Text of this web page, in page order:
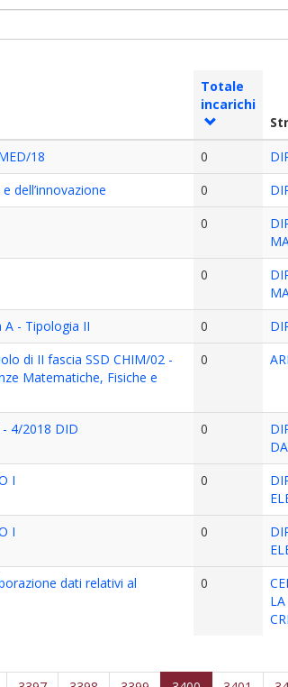
Totale
incarichi
18
0
dell’innovazione
0
0
0
A - Tipologia II
0
di II fascia SSD CHIM/02 -
Matematiche, Fisiche e
0
- 4/2018 DID 0
I
0
I
0
dati relativi al
0